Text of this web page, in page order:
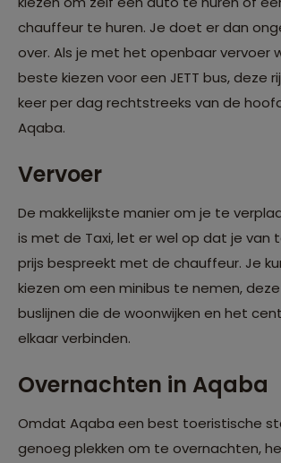
chauffeur te huren. Je doet er dan
over. Als je met het openbaar vervoer
beste kiezen voor een JETT bus, deze
keer per dag rechtstreeks van de
Aqaba.
Vervoer
De makkelijkste manier om je te
is met de Taxi, let er wel op dat je van
prijs bespreekt met de chauffeur. Je
kiezen om een minibus te nemen,
buslijnen die de woonwijken en het
elkaar verbinden.
Overnachten in Aqaba
Omdat Aqaba een best toeristische
genoeg plekken om te overnachten,